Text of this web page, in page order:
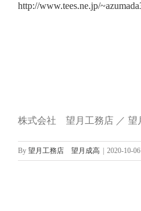
http://www.tees.ne.jp/
株式会社 望月工務店 ／ 望
By 望月工務店 望月成高 2020-10-06